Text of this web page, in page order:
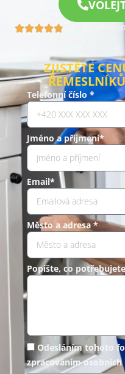
ZJISTĚTE
Telefonní číslo *
Jméno a příjmení*
Email*
Město a adresa *
Popište, co
Odesláním tohoto
zpracováním osobních